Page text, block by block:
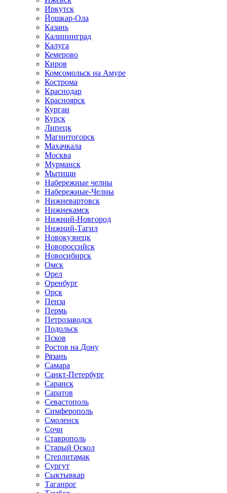
Иркутск
Йошкар-Ола
Казань
Калининград
Калуга
Кемерово
Киров
Комсомольск на Амуре
Кострома
Краснодар
Красноярск
Курган
Курск
Липецк
Магнитогорск
Махачкала
Москва
Мурманск
Мытищи
Набережные челны
Набережные-Челны
Нижневартовск
Нижнекамск
Нижний-Новгород
Нижний-Тагил
Новокузнецк
Новороссийск
Новосибирск
Омск
Орел
Оренбург
Орск
Пенза
Пермь
Петрозаводск
Подольск
Псков
Ростов на Дону
Рязань
Самара
Санкт-Петербург
Саранск
Саратов
Севастополь
Симферополь
Смоленск
Сочи
Ставрополь
Старый Оскол
Стерлитамак
Сургут
Сыктывкар
Таганрог